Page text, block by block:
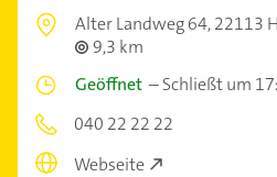
Alter Landweg 64,22113
9,3 km
Geöffnet –Schließt um
040 22 22 22
Webseite